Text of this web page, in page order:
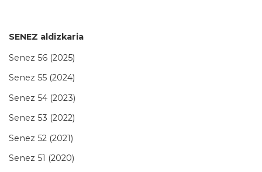
SENEZ aldizkaria
Senez 56 (2025)
Senez 55 (2024)
Senez 54 (2023)
Senez 53 (2022)
Senez 52 (2021)
Senez 51 (2020)